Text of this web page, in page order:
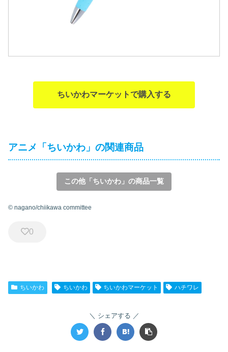
ちいかわマーケットで購入する
アニメ「ちいかわ」の関連商品
この他「ちいかわ」の商品一覧
© nagano/chiikawa committee
0
ちいかわ ちいかわ ちいかわマーケット ハチワレ
シェアする